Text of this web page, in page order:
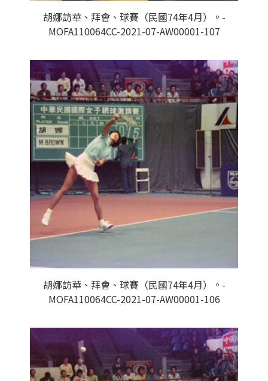
胡娜訪華、拜會、球賽（民國74年4月）。-
MOFA110064CC-2021-07-AW00001-107
胡娜訪華、拜會、球賽（民國74年4月）。-
MOFA110064CC-2021-07-AW00001-106